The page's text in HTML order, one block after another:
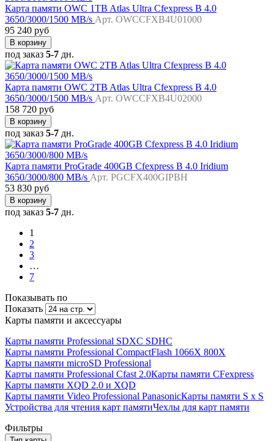
Карта памяти OWC 1TB Atlas Ultra Cfexpress B 4.0
3650/3000/1500 MB/s Арт. OWCCFXB4U01000
95 240 руб
В корзину
под заказ 5-7 дн.
Карта памяти OWC 2TB Atlas Ultra Cfexpress B 4.0
3650/3000/1500 MB/s Арт. OWCCFXB4U02000
158 720 руб
В корзину
под заказ 5-7 дн.
Карта памяти ProGrade 400GB Cfexpress B 4.0 Iridium
3650/3000/800 MB/s Арт. PGCFX400GIPBH
53 830 руб
В корзину
под заказ 5-7 дн.
1
2
3
…
7
Показывать по
Показать
Карты памяти и аксессуары
Карты памяти Professional SDXC SDHC
Карты памяти Professional CompactFlash 1066X 800X
Карты памяти microSD Professional
Карты памяти Professional Cfast 2.0Карты памяти CFexpress
Карты памяти XQD 2.0 и XQD
Карты памяти Video Professional PanasonicКарты памяти S x S
Устройства для чтения карт памятиЧехлы для карт памяти
Фильтры